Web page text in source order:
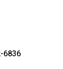
6836